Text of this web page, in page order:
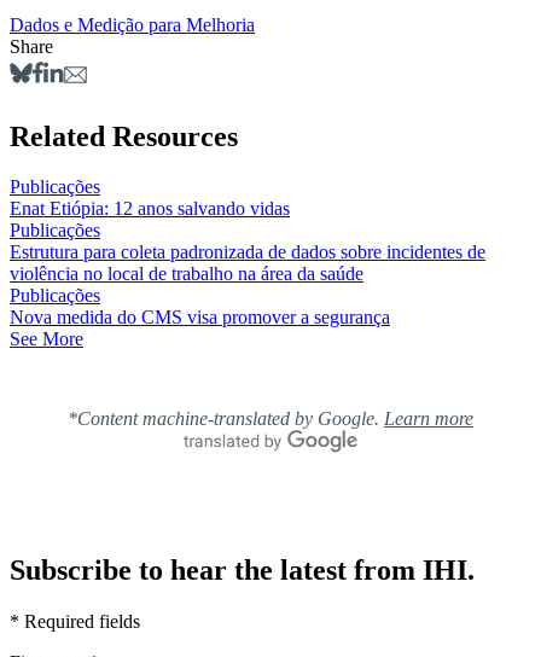
Dados e Medição para Melhoria
Share
Related Resources
Publicações
Enat Etiópia: 12 anos salvando vidas
Publicações
Estrutura para coleta padronizada de dados sobre incidentes de
violência no local de trabalho na área da saúde
Publicações
Nova medida do CMS visa promover a segurança
See More
*Content machine-translated by Google. Learn more
Subscribe to hear the latest from IHI.
* Required fields